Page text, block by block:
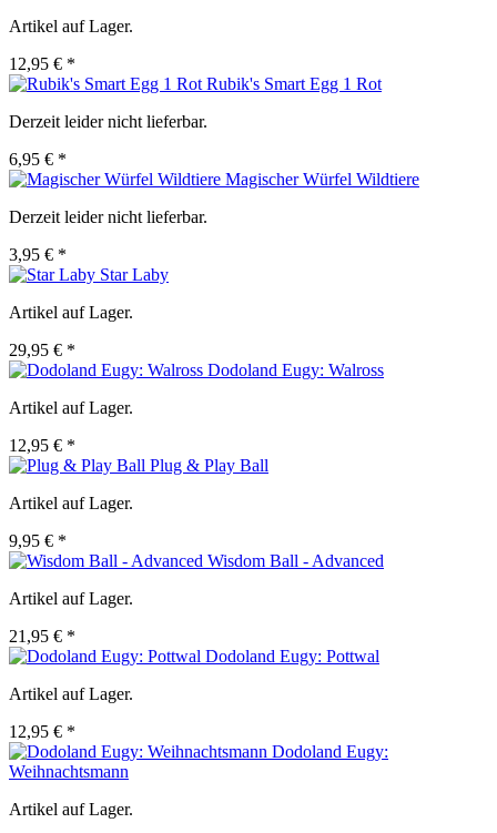
Artikel auf Lager.
12,95 € *
Rubik's Smart Egg 1 Rot
Derzeit leider nicht lieferbar.
6,95 € *
Magischer Würfel Wildtiere
Derzeit leider nicht lieferbar.
3,95 € *
Star Laby
Artikel auf Lager.
29,95 € *
Dodoland Eugy: Walross
Artikel auf Lager.
12,95 € *
Plug & Play Ball
Artikel auf Lager.
9,95 € *
Wisdom Ball - Advanced
Artikel auf Lager.
21,95 € *
Dodoland Eugy: Pottwal
Artikel auf Lager.
12,95 € *
Dodoland Eugy:
Weihnachtsmann
Artikel auf Lager.